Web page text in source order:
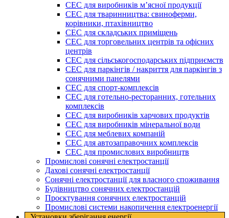
СЕС для виробників мʼясної продукції
СЕС для тваринництва: свиноферми,
корівники, птахівництво
СЕС для складських приміщень
СЕС для торговельних центрів та офісних
центрів
СЕС для сільськогосподарських підприємств
СЕС для паркінгів / накриття для паркінгів з
сонячними панелями
СЕС для спорт-комплексів
СЕС для готельно-ресторанних, готельних
комплексів
СЕС для виробників харчових продуктів
СЕС для виробників мінеральної води
СЕС для меблевих компаній
СЕС для автозаправочних комплексів
СЕС для промислових виробництв
Промислові сонячні електростанції
Дахові сонячні електростанції
Сонячні електростанції для власного споживання
Будівництво сонячних електростанцій
Проєктування сонячних електростанцій
Промислові системи накопичення електроенергії